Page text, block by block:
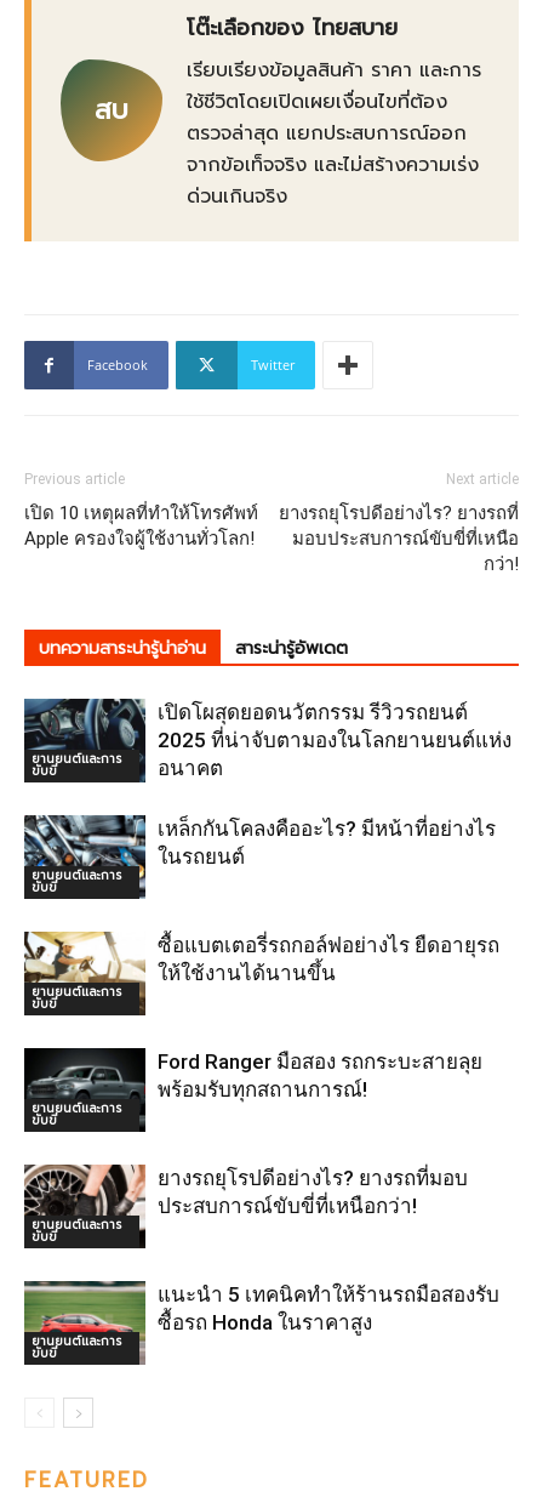
สบ
โต๊ะเลือกของ ไทยสบาย
เรียบเรียงข้อมูลสินค้า ราคา และการ
ใช้ชีวิตโดยเปิดเผยเงื่อนไขที่ต้อง
ตรวจล่าสุด แยกประสบการณ์ออก
จากข้อเท็จจริง และไม่สร้างความเร่ง
ด่วนเกินจริง
Facebook Twitter
Previous article
เปิด 10 เหตุผลที่ทำให้โทรศัพท์
Apple ครองใจผู้ใช้งานทั่วโลก!
Next article
ยางรถยุโรปดีอย่างไร? ยางรถที่
มอบประสบการณ์ขับขี่ที่เหนือ
กว่า!
บทความสาระน่ารู้น่าอ่าน สาระน่ารู้อัพเดต
ยานยนต์และการ
ขับขี่
เปิดโผสุดยอดนวัตกรรม รีวิวรถยนต์
2025 ที่น่าจับตามองในโลกยานยนต์แห่ง
อนาคต
ยานยนต์และการ
ขับขี่
เหล็กกันโคลงคืออะไร? มีหน้าที่อย่างไร
ในรถยนต์
ยานยนต์และการ
ขับขี่
ซื้อแบตเตอรี่รถกอล์ฟอย่างไร ยืดอายุรถ
ให้ใช้งานได้นานขึ้น
ยานยนต์และการ
ขับขี่
Ford Ranger มือสอง รถกระบะสายลุย
พร้อมรับทุกสถานการณ์!
ยานยนต์และการ
ขับขี่
ยางรถยุโรปดีอย่างไร? ยางรถที่มอบ
ประสบการณ์ขับขี่ที่เหนือกว่า!
ยานยนต์และการ
ขับขี่
แนะนำ 5 เทคนิคทำให้ร้านรถมือสองรับ
ซื้อรถ Honda ในราคาสูง
FEATURED